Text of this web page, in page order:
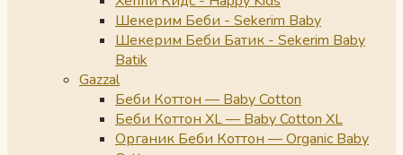
Шекерим Беби - Sekerim Baby
Шекерим Беби Батик - Sekerim Baby
Batik
Gazzal
Беби Коттон — Baby Cotton
Беби Коттон XL — Baby Cotton XL
Органик Беби Коттон — Organic Baby